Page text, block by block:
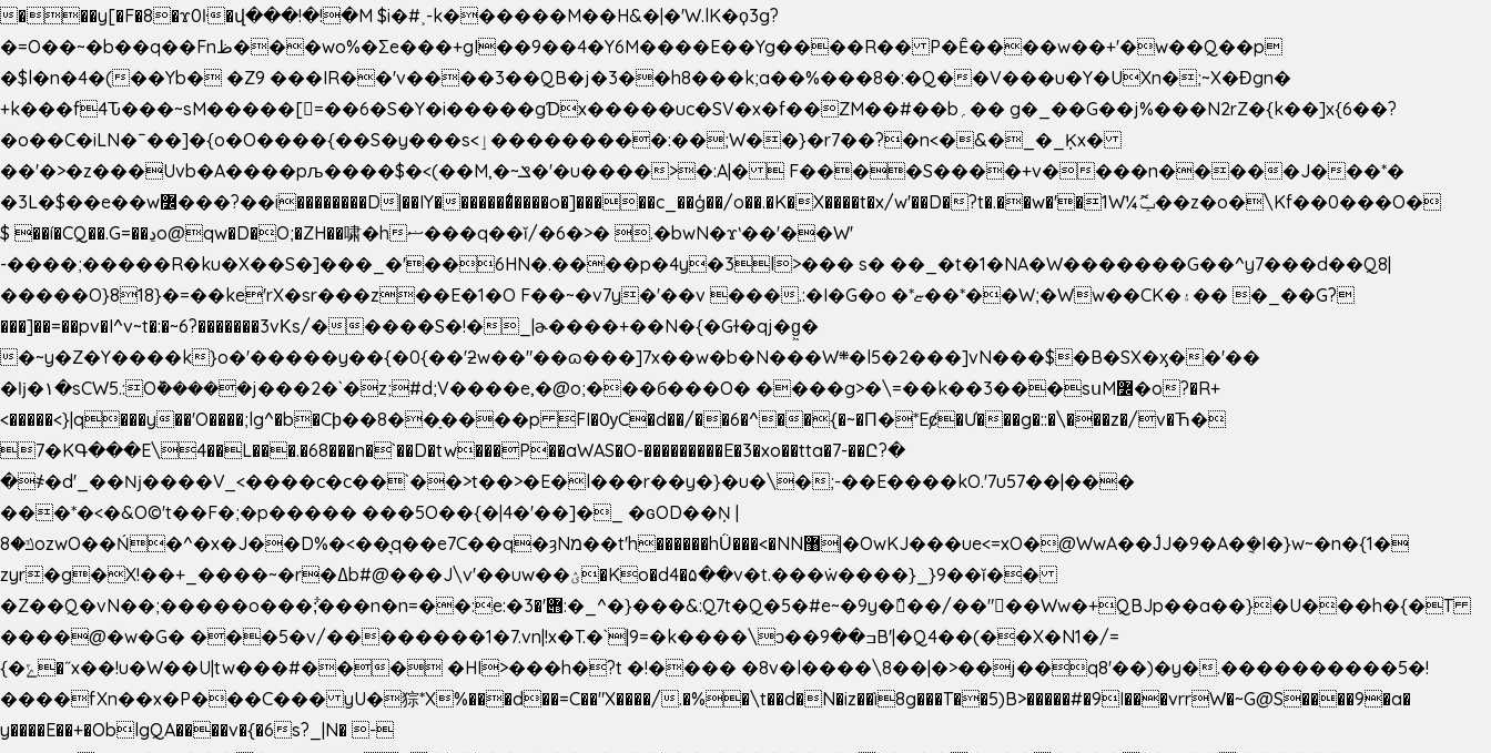
���y[�F�8�ϫ0ŀ�վ���!�!�M $i�#˲-k������M��H&�|�'W.lK�ϙ3g?
�=O��~�b��q��Fnظ���wo%�Ʃe���+gI��9��4�Y6M����E��Yg����R�� P�Ȇ����w��+'�w��Q��p
�$l�n�4�(��Yb� �Z9 ���IR��'v����3��QB�j�3��h8���k;a��%���8�:�Q��V���u�Y�UXn�;~X�Ɖgn�
+k���f4Ԏ���~sM�����[=��6�S�Y�i�����gƊx�����uc�SV�x�f��ZM��#��b؍�� g� _��G��j%���N2rZ�{k��]x{6��?
�o��C�iLN�ˉ��]�{o�O����{��S�y���s<ٳ���������:��;W��}�r7��?�n<�&�_�_Ķx�
��'�>�z���Uvb�A����pљ����$�<(��M,�~ݏ�'�u����>�:A|�  F����S����+v����n�����J���*�
�3L�$��e��w߼���?��i��������D|��IY�������͛����o�]�����c_��ģ��/o��.�K�X����t�x/w'��D�?t�.��w�'�1W¼ݕޮ��z�o�\Kf��0���O�
$ ��í�CQ��.G=��ڍo@qw�D�O;�ZH��啸�hޟ���q��ĭ/�6�>� .�bwN�ϫˋ��'��W'
-����;�����R�ku�X��S�]���_�'��6HN�.����p�4y�3l>��� s� ��_�t�1�NA�W�������G��^y7���d��Q8|
�����O}818}�=��ke'rX�sr���z��E�1�O F��~�v7y�'��v ���.:�I�G�o �*ޏ��*��W;�Ww��CK�۽�� �_��G?
���]��=��pv�I^v~t�:�~6?�������3vΚs/�����S�!�_|ɚ����+��N�{�Gɫ�qj�g͖�
�~y�Z�Y����k}o�'�����y��{�0{��'ƻw��"��ɷ���]7x��w�b�N���W܍�l5�2���]vN���$�B�SX�ӽ��'��
�ǉ�۱�sCW5.:O݉�����j���2�`�z;#d;V����e,�@o;���б���O� ����g>�\=��k��3���sսM߼�o?�R+
<�����<}|q���y��'O����;lg^�b�Cϸ��8��ָ����p FI�ѸC�d��/��6�^��{�~�Π�*Eȼ�Ư���g�::�\���z�/v�Ћ�
7�KԳ���E\4��L���.�68���n�`��D�tw���P��aWAS�O-���������E�3�xo��tta�7-��Ը?�
�҂�d'_��ǋ����V_<����c�c��`��>t��>�E�l���r��y�}�u�\�;-��E����kO.'7u57��|���
���*�<�&O©'t��F�;�p����� ���5O��{�|4�'��]�_ �ԍOD��Ņ |
ݿ�8ozwO��Ń�^�x�J��D%�<��͉q��e7C��q�ȝNמ��t'h������hǛ���<�NN޸|�OwKJ���ue<=xO�@WwA��J́J�9�A�݈�I�}w~�n�{1�
zyr�g�X!��+_����~�r�ߡb#@���J\v'��uw��ؽ�Ko�d4�۵��v�t.���݁w����}_}9��ĭ��
�Z��Q�vN��;�����o���;͋���n�n=��:e:�݋'�3:�_^�}���&:Q7t�Q�5�#e~�9y�݅󈽻��/��"��Ww�+QBJp��a��}�U���h�{�T
����@�w�G� ���5�v/��������1�7.vn|!x�T.�`|9=�k����\ͻ��ߏ��9B'|�Q4��(��X�N1�/=
{�ݻ�˝x��!u�W��U|tw���#��� �HI>���h�?t �!���� �8v�l����\8��|�>��j��q8'��)�y�.����������5�!
����fXn��x�P���C��� yU�猔*X%���d��=C��"X����/.�%�\t��d�N�iz��ì8g���T��5)B>�����#�9I���vrrW�~G@S����9�a�
y����E��+�OblgQA����v�{�6s?_|N� -